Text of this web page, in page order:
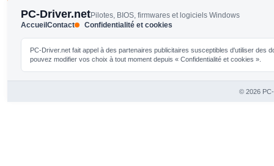
PC-Driver.netPilotes, BIOS, firmwares et logiciels Windows
AccueilContact Confidentialité et cookies
PC-Driver.net fait appel à des partenaires publicitaires susceptibles d'utiliser
pouvez modifier vos choix à tout moment depuis « Confidentialité et cookies ».
© 2026